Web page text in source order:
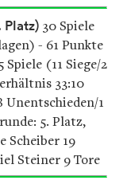
Platz) 30 Spiele
- 61 Punkte
(11 Siege/2
33:10
Unentschieden/1
5. Platz,
Scheiber 19
Steiner 9 Tore